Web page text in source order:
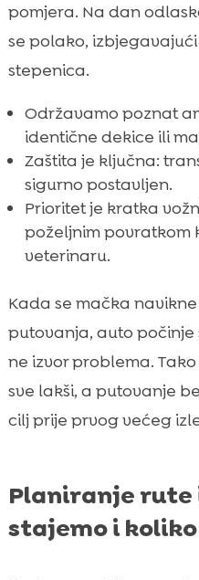
pomjera. Na dan
se polako,
stepenica.
Održavamo poznat
identične dekice ili
Zaštita je ključna:
sigurno postavljen.
Prioritet je kratka
poželjnim povratkom
veterinaru.
Kada se mačka
putovanja, auto
ne izvor problema.
sve lakši, a putovanje
cilj prije prvog većeg
Planiranje rute
stajemo i